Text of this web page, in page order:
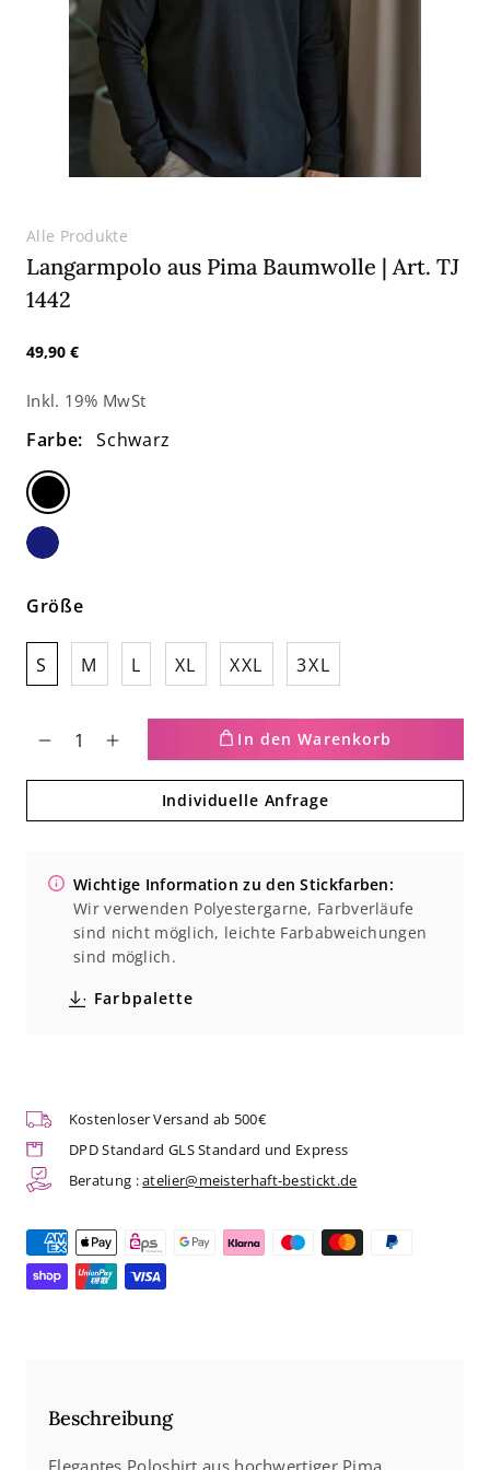
Alle Produkte
Langarmpolo aus Pima Baumwolle | Art. TJ
1442
Normaler
Preis
49,90 €
Inkl. 19% MwSt
Farbe: Schwarz
Schwarz
Größe
S M L XL XXL 3XL
für
Langarmpolo
Pima
Art.
TJ
Erhöhe
für
Langarmpolo
aus
Pima
TJ
In den Warenkorb
Individuelle Anfrage
Wichtige Information zu den Stickfarben:
Wir verwenden Polyestergarne, Farbverläufe
sind nicht möglich, leichte Farbabweichungen
sind möglich.
Farbpalette
Kostenloser Versand ab 500€
DPD Standard GLS Standard und Express
Beratung :atelier@meisterhaft-bestickt.de
Beschreibung
Elegantes Poloshirt aus hochwertiger Pima